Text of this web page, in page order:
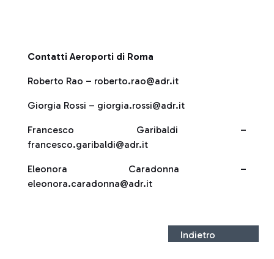
Contatti Aeroporti di Roma
Roberto Rao – roberto.rao@adr.it
Giorgia Rossi – giorgia.rossi@adr.it
Francesco Garibaldi –
francesco.garibaldi@adr.it
Eleonora Caradonna –
eleonora.caradonna@adr.it
Indietro